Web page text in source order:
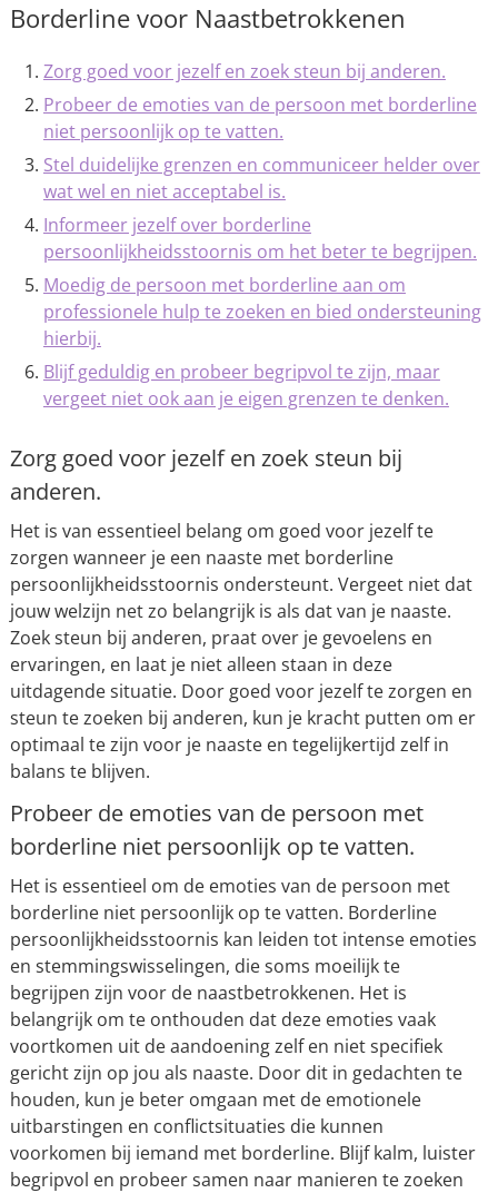
Borderline voor Naastbetrokkenen
Zorg goed voor jezelf en zoek steun bij anderen.
Probeer de emoties van de persoon met borderline
niet persoonlijk op te vatten.
Stel duidelijke grenzen en communiceer helder over
wat wel en niet acceptabel is.
Informeer jezelf over borderline
persoonlijkheidsstoornis om het beter te begrijpen.
Moedig de persoon met borderline aan om
professionele hulp te zoeken en bied ondersteuning
hierbij.
Blijf geduldig en probeer begripvol te zijn, maar
vergeet niet ook aan je eigen grenzen te denken.
Zorg goed voor jezelf en zoek steun bij
anderen.
Het is van essentieel belang om goed voor jezelf te
zorgen wanneer je een naaste met borderline
persoonlijkheidsstoornis ondersteunt. Vergeet niet dat
jouw welzijn net zo belangrijk is als dat van je naaste.
Zoek steun bij anderen, praat over je gevoelens en
ervaringen, en laat je niet alleen staan in deze
uitdagende situatie. Door goed voor jezelf te zorgen en
steun te zoeken bij anderen, kun je kracht putten om er
optimaal te zijn voor je naaste en tegelijkertijd zelf in
balans te blijven.
Probeer de emoties van de persoon met
borderline niet persoonlijk op te vatten.
Het is essentieel om de emoties van de persoon met
borderline niet persoonlijk op te vatten. Borderline
persoonlijkheidsstoornis kan leiden tot intense emoties
en stemmingswisselingen, die soms moeilijk te
begrijpen zijn voor de naastbetrokkenen. Het is
belangrijk om te onthouden dat deze emoties vaak
voortkomen uit de aandoening zelf en niet specifiek
gericht zijn op jou als naaste. Door dit in gedachten te
houden, kun je beter omgaan met de emotionele
uitbarstingen en conflictsituaties die kunnen
voorkomen bij iemand met borderline. Blijf kalm, luister
begripvol en probeer samen naar manieren te zoeken